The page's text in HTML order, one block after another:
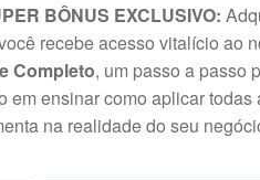
BÔNUS EXCLUSIVO:
recebe acesso vitalício ao
Completo, um passo a passo
em ensinar como aplicar todas
na realidade do seu